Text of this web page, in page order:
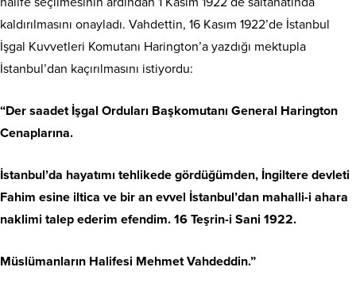
kaldırılmasını onayladı. Vahdettin, 16 Kasım 1922’de İstanbul
İşgal Kuvvetleri Komutanı Harington’a yazdığı mektupla
İstanbul’dan kaçırılmasını istiyordu:
“Der saadet İşgal Orduları Başkomutanı General Harington
Cenaplarına.
İstanbul’da hayatımı tehlikede gördüğümden, İngiltere devleti
Fahim esine iltica ve bir an evvel İstanbul’dan mahalli-i ahara
naklimi talep ederim efendim. 16 Teşrin-i Sani 1922.
Müslümanların Halifesi Mehmet Vahdeddin.”